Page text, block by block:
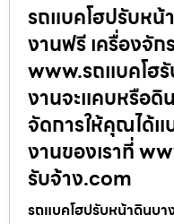
รถแบคโฮปรับหน้
งานฟรี เครื่องจั
www.รถแบคโฮ
งานจะแคบหรือดิ
จัดการให้คุณได้แ
งานของเราที่
รับจ้าง.com
รถแบคโฮปรับหน้าดินบา